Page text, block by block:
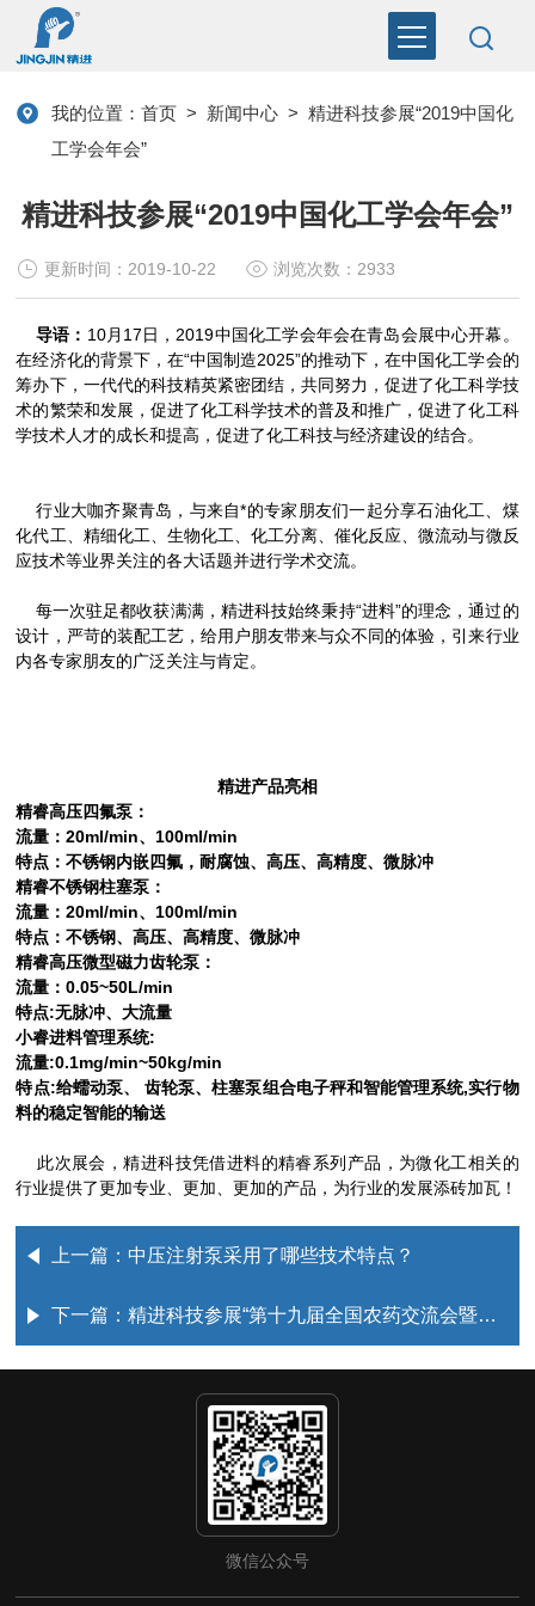
我的位置：首页 > 新闻中心 >精进科技参展“2019中国化
工学会年会”
精进科技参展“2019中国化工学会年会”
更新时间：2019-10-22 浏览次数：2933
导语： 10月17日，2019中国化工学会年会在青岛会展中心开幕。
在经济化的背景下，在“中国制造2025”的推动下，在中国化工学会的
筹办下，一代代的科技精英紧密团结，共同努力，促进了化工科学技
术的繁荣和发展，促进了化工科学技术的普及和推广，促进了化工科
学技术人才的成长和提高，促进了化工科技与经济建设的结合。
行业大咖齐聚青岛，与来自*的专家朋友们一起分享石油化工、煤
化代工、精细化工、生物化工、化工分离、催化反应、微流动与微反
应技术等业界关注的各大话题并进行学术交流。
每一次驻足都收获满满，精进科技始终秉持“进料”的理念，通过的
设计，严苛的装配工艺，给用户朋友带来与众不同的体验，引来行业
内各专家朋友的广泛关注与肯定。
精进产品亮相
精睿高压四氟泵：
流量：20ml/min、100ml/min
特点：不锈钢内嵌四氟，耐腐蚀、高压、高精度、微脉冲
精睿不锈钢柱塞泵：
流量：20ml/min、100ml/min
特点：不锈钢、高压、高精度、微脉冲
精睿高压微型磁力齿轮泵：
流量：0.05~50L/min
特点:无脉冲、大流量
小睿进料管理系统:
流量:0.1mg/min~50kg/min
特点:给蠕动泵、 齿轮泵、柱塞泵组合电子秤和智能管理系统,实行物
料的稳定智能的输送
此次展会，精进科技凭借进料的精睿系列产品，为微化工相关的
行业提供了更加专业、更加、更加的产品，为行业的发展添砖加瓦！
上一篇： 中压注射泵采用了哪些技术特点？
下一篇：精进科技参展“第十九届全国农药交流会暨农化产品展览会”
微信公众号